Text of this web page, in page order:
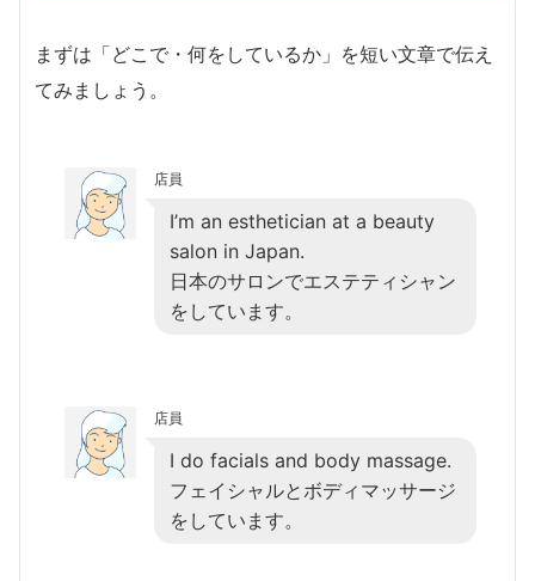
まずは「どこで・何をしているか」を短い文章で伝え
てみましょう。
店員
I’m an esthetician at a beauty
salon in Japan.
日本のサロンでエステティシャン
をしています。
店員
I do facials and body massage.
フェイシャルとボディマッサージ
をしています。